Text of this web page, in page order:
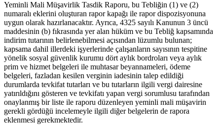
Yeminli Mali Müşavirlik Tasdik Raporu, bu Tebliğin (1) ve (2)
numaralı eklerini oluşturan rapor kapağı ile rapor dispozisyonuna
uygun olarak hazırlanacaktır. Ayrıca, 4325 sayılı Kanunun 3 üncü
maddesinin (b) fıkrasında yer alan hüküm ve bu Tebliğ kapsamında
indirim tutarının belirlenebilmesi açısından lüzumlu bulunan;
kapsama dahil illerdeki işyerlerinde çalışanların sayısının tespitine
yönelik sosyal güvenlik kurumu dört aylık bordroları veya aylık
prim ve hizmet belgeleri ile muhtasar beyannameleri, ödeme
belgeleri, fazladan kesilen verginin iadesinin talep edildiği
durumlarda tevkifat tutarları ve bu tutarların ilgili vergi dairesine
yatırıldığını gösteren ve tevkifatı yapan vergi sorumlusu tarafından
onaylanmış bir liste ile raporu düzenleyen yeminli mali müşavirin
gerekli gördüğü incelemeyle ilgili diğer belgelerin de rapora
eklenmesi gerekmektedir.